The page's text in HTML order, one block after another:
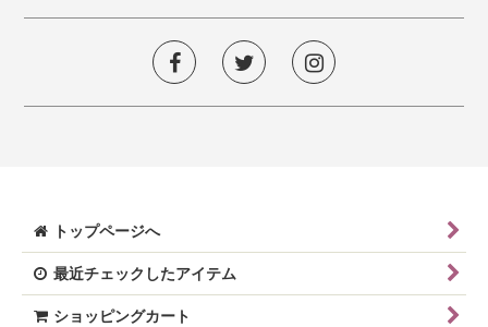
トップページへ
最近チェックしたアイテム
ショッピングカート